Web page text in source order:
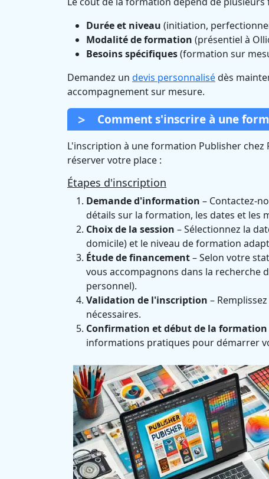
Durée et niveau (initiation,
Modalité de formation (présentiel à
Besoins spécifiques(formation sur
Demandez un devis personnalisédès
accompagnement sur mesure.
Comment s'inscrire à une
L'inscription à une formation Publisher chez
réserver votre place :
Étapes d'inscription
Demande d'information – Contactez-
détails sur la formation, les dates et les
Choix de la session – Sélectionnez la
domicile) et le niveau de formation
Étude de financement– Selon votre
vous accompagnons dans la recherche
personnel).
Validation de l'inscription –
nécessaires.
Confirmation et début de la formation
informations pratiques pour démarrer